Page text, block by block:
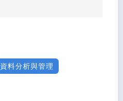
資料分析與管理